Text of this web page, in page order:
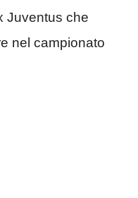
Juventus che
nel campionato